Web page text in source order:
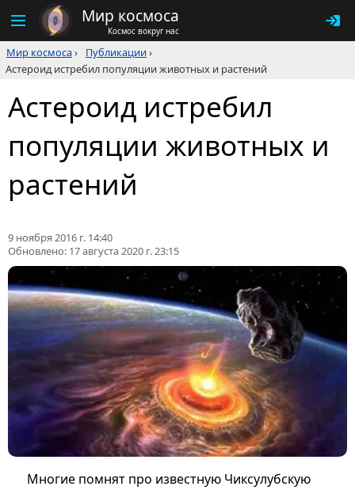
Мир космоса
Космос вокруг нас
Мир космоса› Публикации›
Астероид истребил популяции животных и растений
Астероид истребил
популяции животных и
растений
9 ноября 2016 г. 14:40
Обновлено: 17 августа 2020 г. 23:15
Многие помнят про известную Чиксулубскую